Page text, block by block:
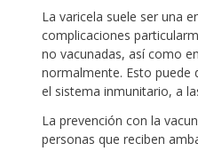
La varicela suele ser una
complicaciones
no vacunadas, así como
normalmente. Esto puede
el sistema inmunitario, a
La prevención con la
personas que reciben